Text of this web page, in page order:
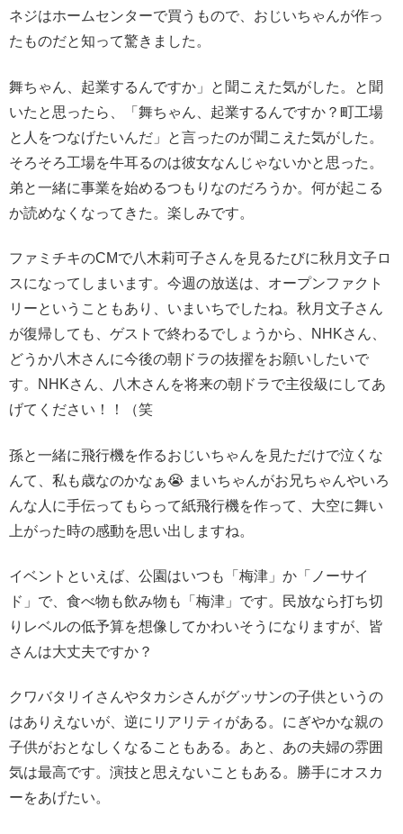
ネジはホームセンターで買うもので、おじいちゃんが作っ
たものだと知って驚きました。
舞ちゃん、起業するんですか」と聞こえた気がした。と聞
いたと思ったら、「舞ちゃん、起業するんですか？町工場
と人をつなげたいんだ」と言ったのが聞こえた気がした。
そろそろ工場を牛耳るのは彼女なんじゃないかと思った。
弟と一緒に事業を始めるつもりなのだろうか。何が起こる
か読めなくなってきた。楽しみです。
ファミチキのCMで八木莉可子さんを見るたびに秋月文子ロ
スになってしまいます。今週の放送は、オープンファクト
リーということもあり、いまいちでしたね。秋月文子さん
が復帰しても、ゲストで終わるでしょうから、NHKさん、
どうか八木さんに今後の朝ドラの抜擢をお願いしたいで
す。NHKさん、八木さんを将来の朝ドラで主役級にしてあ
げてください！！（笑
孫と一緒に飛行機を作るおじいちゃんを見ただけで泣くな
んて、私も歳なのかなぁ😭 まいちゃんがお兄ちゃんやいろ
んな人に手伝ってもらって紙飛行機を作って、大空に舞い
上がった時の感動を思い出しますね。
イベントといえば、公園はいつも「梅津」か「ノーサイ
ド」で、食べ物も飲み物も「梅津」です。民放なら打ち切
りレベルの低予算を想像してかわいそうになりますが、皆
さんは大丈夫ですか？
クワバタリイさんやタカシさんがグッサンの子供というの
はありえないが、逆にリアリティがある。にぎやかな親の
子供がおとなしくなることもある。あと、あの夫婦の雰囲
気は最高です。演技と思えないこともある。勝手にオスカ
ーをあげたい。